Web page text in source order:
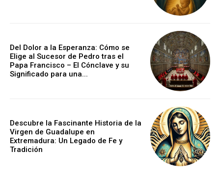
Del Dolor a la Esperanza: Cómo se
Elige al Sucesor de Pedro tras el
Papa Francisco – El Cónclave y su
Significado para una...
Descubre la Fascinante Historia de la
Virgen de Guadalupe en
Extremadura: Un Legado de Fe y
Tradición